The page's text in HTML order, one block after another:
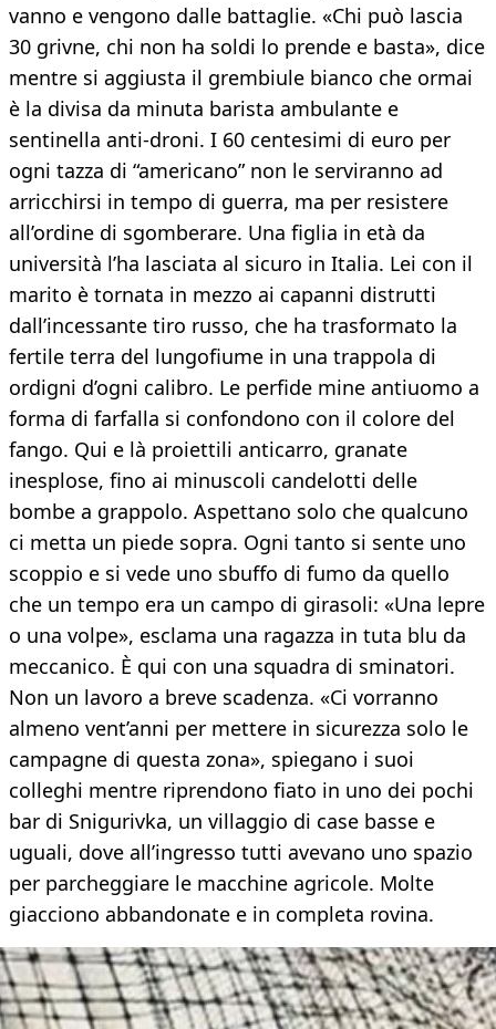
vanno e vengono dalle battaglie. «Chi può lascia
30 grivne, chi non ha soldi lo prende e basta», dice
mentre si aggiusta il grembiule bianco che ormai
è la divisa da minuta barista ambulante e
sentinella anti-droni. I 60 centesimi di euro per
ogni tazza di “americano” non le serviranno ad
arricchirsi in tempo di guerra, ma per resistere
all’ordine di sgomberare. Una figlia in età da
università l’ha lasciata al sicuro in Italia. Lei con il
marito è tornata in mezzo ai capanni distrutti
dall’incessante tiro russo, che ha trasformato la
fertile terra del lungofiume in una trappola di
ordigni d’ogni calibro. Le perfide mine antiuomo a
forma di farfalla si confondono con il colore del
fango. Qui e là proiettili anticarro, granate
inesplose, fino ai minuscoli candelotti delle
bombe a grappolo. Aspettano solo che qualcuno
ci metta un piede sopra. Ogni tanto si sente uno
scoppio e si vede uno sbuffo di fumo da quello
che un tempo era un campo di girasoli: «Una lepre
o una volpe», esclama una ragazza in tuta blu da
meccanico. È qui con una squadra di sminatori.
Non un lavoro a breve scadenza. «Ci vorranno
almeno vent’anni per mettere in sicurezza solo le
campagne di questa zona», spiegano i suoi
colleghi mentre riprendono fiato in uno dei pochi
bar di Snigurivka, un villaggio di case basse e
uguali, dove all’ingresso tutti avevano uno spazio
per parcheggiare le macchine agricole. Molte
giacciono abbandonate e in completa rovina.